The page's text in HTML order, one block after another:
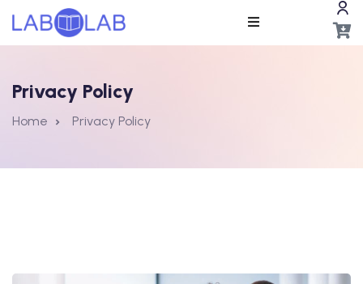
Privacy Policy
Home Privacy Policy